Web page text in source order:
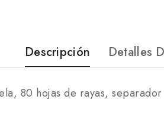
Descripción Detalles
80 hojas de rayas,